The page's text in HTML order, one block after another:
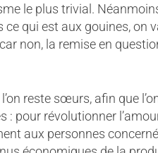
le plus trivial.
ce qui est aux gouines, on
non, la remise en
reste sœurs, afin que
: pour révolutionner
aux personnes